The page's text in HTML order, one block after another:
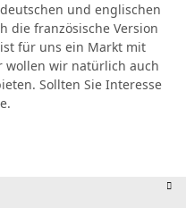
und englischen
die französische Version
für uns ein Markt mit
wollen wir natürlich auch
Sollten Sie Interesse